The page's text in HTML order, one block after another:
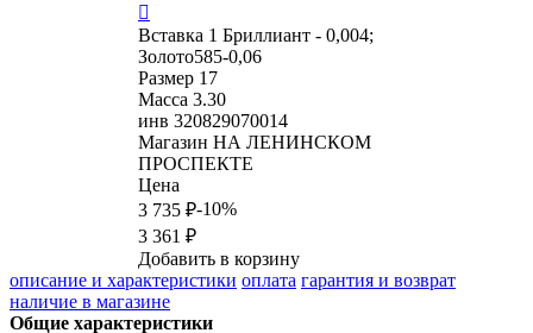

Вставка 1 Бриллиант - 0,004;
Золото585-0,06
Размер 17
Масса 3.30
инв 320829070014
Магазин НА ЛЕНИНСКОМ
ПРОСПЕКТЕ
Цена
3 735 ₽-10%
3 361 ₽
Добавить в корзину
описание и характеристики оплата гарантия и возврат
наличие в магазине
Общие характеристики